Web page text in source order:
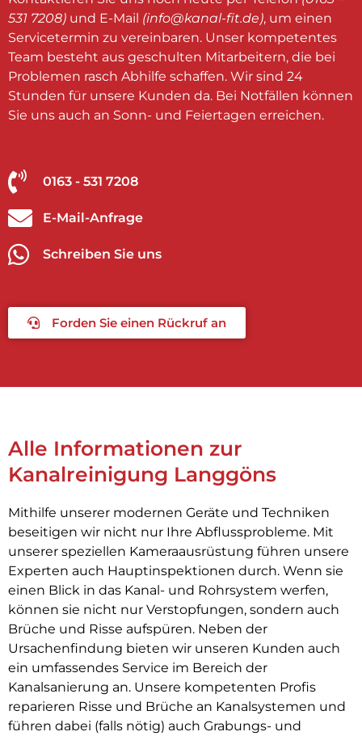
531 7208) und E-Mail (info@kanal-fit.de), um einen
Servicetermin zu vereinbaren. Unser kompetentes
Team besteht aus geschulten Mitarbeitern, die bei
Problemen rasch Abhilfe schaffen. Wir sind 24
Stunden für unsere Kunden da. Bei Notfällen können
Sie uns auch an Sonn- und Feiertagen erreichen.
0163 - 531 7208
E-Mail-Anfrage
Schreiben Sie uns
Forden Sie einen Rückruf an
Alle Informationen zur
Kanalreinigung Langgöns
Mithilfe unserer modernen Geräte und Techniken
beseitigen wir nicht nur Ihre Abflussprobleme. Mit
unserer speziellen Kameraausrüstung führen unsere
Experten auch Hauptinspektionen durch. Wenn sie
einen Blick in das Kanal- und Rohrsystem werfen,
können sie nicht nur Verstopfungen, sondern auch
Brüche und Risse aufspüren. Neben der
Ursachenfindung bieten wir unseren Kunden auch
ein umfassendes Service im Bereich der
Kanalsanierung an. Unsere kompetenten Profis
reparieren Risse und Brüche an Kanalsystemen und
führen dabei (falls nötig) auch Grabungs- und